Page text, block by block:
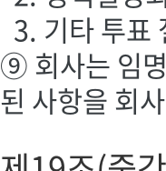
3. 기타 투표
⑨ 회사는 임
된 사항을 회